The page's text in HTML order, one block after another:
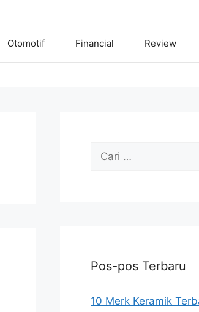
Otomotif Financial Review
Cari
Pos-pos Terbaru
10 Merk Keramik